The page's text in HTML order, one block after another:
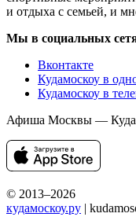
и отдыха с семьей, и
Мы в социальных
Вконтакте
Кудамоскоу в
Кудамоскоу в
Афиша Москвы — Куда
© 2013–2026
кудамоскоу.ру |